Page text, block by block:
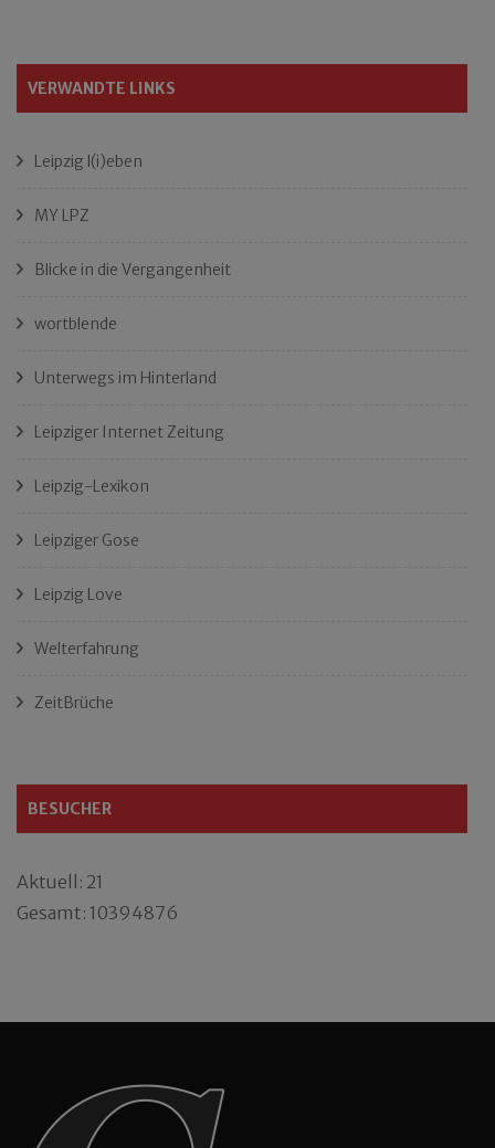
VERWANDTE LINKS
Leipzig l(i)eben
MY LPZ
Blicke in die Vergangenheit
wortblende
Unterwegs im Hinterland
Leipziger Internet Zeitung
Leipzig-Lexikon
Leipziger Gose
Leipzig Love
Welterfahrung
ZeitBrüche
BESUCHER
Aktuell: 21
Gesamt: 10394876